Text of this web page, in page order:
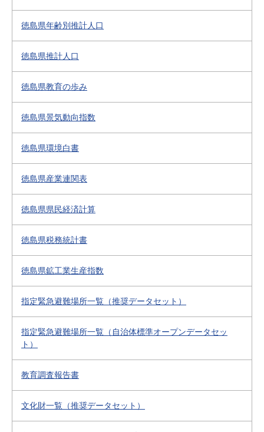
徳島県年齢別推計人口
徳島県推計人口
徳島県教育の歩み
徳島県景気動向指数
徳島県環境白書
徳島県産業連関表
徳島県県民経済計算
徳島県税務統計書
徳島県鉱工業生産指数
指定緊急避難場所一覧（推奨データセット）
指定緊急避難場所一覧（自治体標準オープンデータセッ
ト）
教育調査報告書
文化財一覧（推奨データセット）